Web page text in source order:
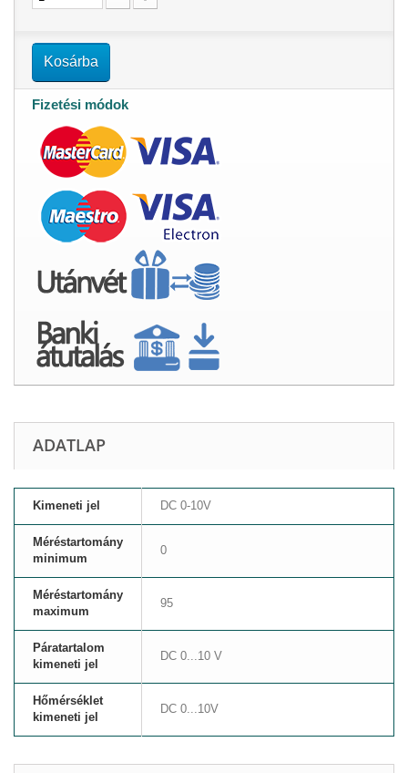
Kosárba
Fizetési módok
ADATLAP
Kimeneti jel DC 0-10V
Méréstartomány
minimum
0
Méréstartomány
maximum
95
Páratartalom
kimeneti jel
DC 0...10 V
Hőmérséklet
kimeneti jel
DC 0...10V